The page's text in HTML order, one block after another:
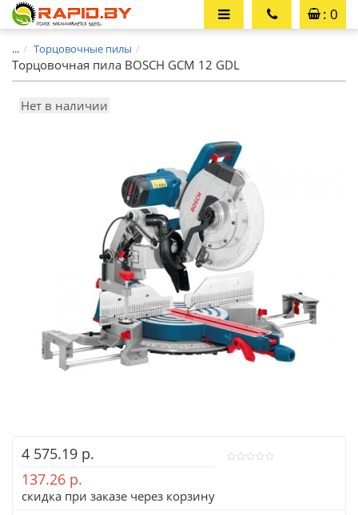
: 0
... Торцовочные пилы
Торцовочная пила BOSCH GCM 12 GDL
Нет в наличии
4 575.19 р.
137.26 р.
скидка при заказе через корзину